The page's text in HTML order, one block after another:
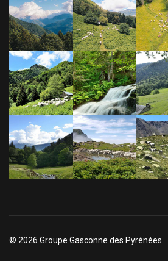
© 2026 Groupe Gasconne des Pyrénées